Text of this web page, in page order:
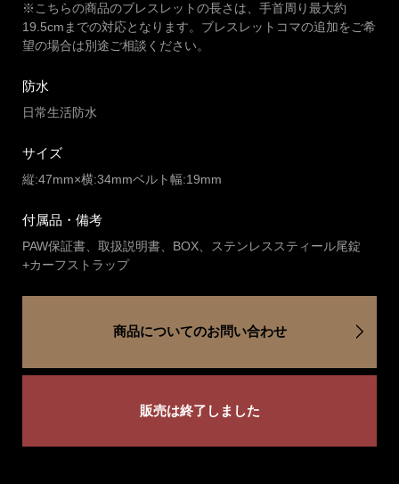
※こちらの商品のブレスレットの長さは、手首周り最大約
19.5cmまでの対応となります。ブレスレットコマの追加をご希
望の場合は別途ご相談ください。
防水
日常生活防水
サイズ
縦:47mm×横:34mmベルト幅:19mm
付属品・備考
PAW保証書、取扱説明書、BOX、ステンレススティール尾錠
+カーフストラップ
商品についてのお問い合わせ
販売は終了しました